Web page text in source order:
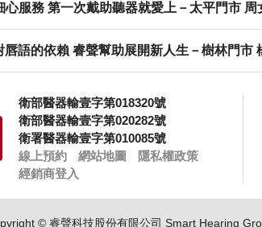
心服務 第一次戴助聽器就愛上－太平門市 周
唇語的依賴 睿聲幫助展開新人生－樹林門市
衛部醫器輸壹字第018320號
衛部醫器輸壹字第020282號
衛署醫器輸壹字第010085號
線上預約
網站地圖
隱私權政策
經銷商登入
© 睿聲科技股份有限公司 Smart Hearing